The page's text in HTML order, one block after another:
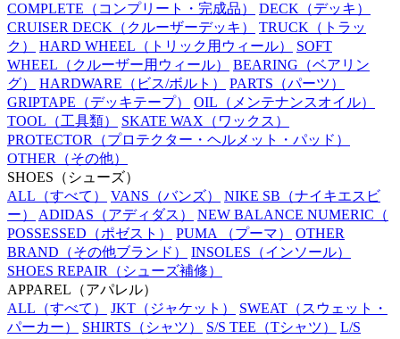
COMPLETE （コンプリート・完成品） DECK （デッキ）
CRUISER DECK （クルーザーデッキ） TRUCK （トラッ
ク）
HARD WHEEL （トリック用ウィール）
SOFT
WHEEL （クルーザー用ウィール） BEARING （ベアリン
グ）
HARDWARE （ビス/ボルト） PARTS （パーツ）
GRIPTAPE （デッキテープ） OIL （メンテナンスオイル）
TOOL （工具類） SKATE WAX （ワックス）
PROTECTOR （プロテクター・ヘルメット・パッド）
OTHER （その他）
SHOES （シューズ）
ALL （すべて） VANS （バンズ） NIKE SB （ナイキエスビ
ー）
ADIDAS （アディダス） NEW BALANCE NUMERIC （
POSSESSED （ポゼスト） PUMA （プーマ）
OTHER
BRAND （その他ブランド） INSOLES （インソール）
SHOES REPAIR （シューズ補修）
APPAREL （アパレル）
ALL （すべて） JKT （ジャケット） SWEAT （スウェット・
パーカー）
SHIRTS （シャツ） S/S TEE （Tシャツ）
L/S